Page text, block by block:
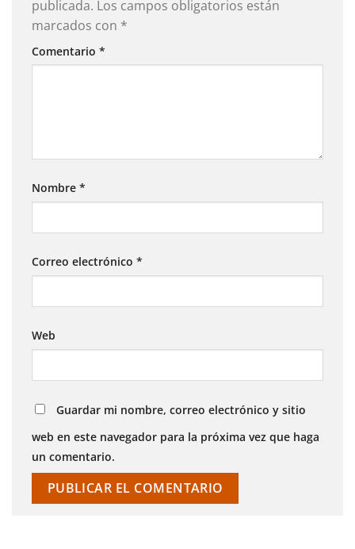
publicada. Los campos obligatorios están
marcados con *
Comentario *
Nombre *
Correo electrónico *
Web
Guardar mi nombre, correo electrónico y sitio
web en este navegador para la próxima vez que haga
un comentario.